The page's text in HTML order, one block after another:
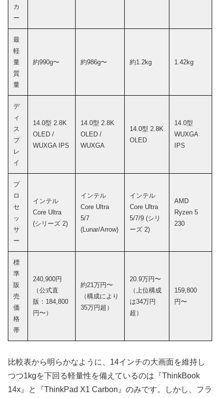
カ
ー
最
軽
量
質
量
約990g〜 約986g〜 約1.2kg 1.42kg
デ
ィ
ス
プ
レ
イ
14.0型 2.8K
OLED /
WUXGA IPS
14.0型 2.8K
OLED /
WUXGA
14.0型 2.8K
OLED
14.0型
WUXGA
IPS
プ
ロ
セ
ッ
サ
ー
インテル
Core Ultra
(シリーズ 2)
インテル
Core Ultra
5/7
(Lunar/Arrow)
インテル
Core Ultra
5/7/9 (シリ
ーズ 2)
AMD
Ryzen 5
230
標
準
販
売
価
格
帯
240,900円
（公式直
販：184,800
円〜）
約21万円〜
（構成により
35万円超）
20.9万円〜
（上位構成
は34万円
超）
159,800
円〜
比較表から明らかなように、14インチの大画面を維持し
つつ1kgを下回る軽量性を備えているのは『ThinkBook
14x』と『ThinkPad X1 Carbon』のみです。しかし、フラ